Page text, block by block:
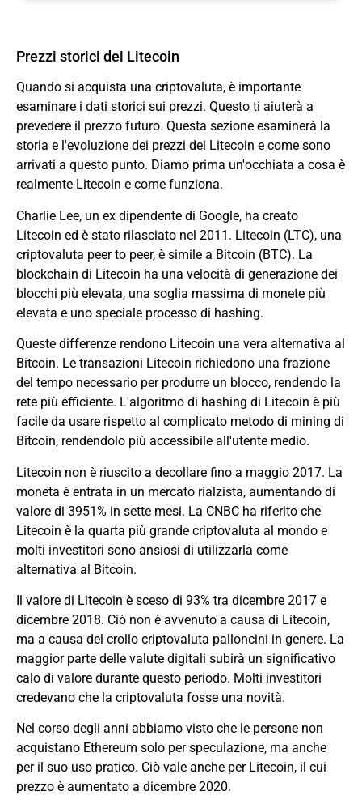
Prezzi storici dei Litecoin
Quando si acquista una criptovaluta, è importante
esaminare i dati storici sui prezzi. Questo ti aiuterà a
prevedere il prezzo futuro. Questa sezione esaminerà la
storia e l'evoluzione dei prezzi dei Litecoin e come sono
arrivati a questo punto. Diamo prima un'occhiata a cosa è
realmente Litecoin e come funziona.
Charlie Lee, un ex dipendente di Google, ha creato
Litecoin ed è stato rilasciato nel 2011. Litecoin (LTC), una
criptovaluta peer to peer, è simile a Bitcoin (BTC). La
blockchain di Litecoin ha una velocità di generazione dei
blocchi più elevata, una soglia massima di monete più
elevata e uno speciale processo di hashing.
Queste differenze rendono Litecoin una vera alternativa al
Bitcoin. Le transazioni Litecoin richiedono una frazione
del tempo necessario per produrre un blocco, rendendo la
rete più efficiente. L'algoritmo di hashing di Litecoin è più
facile da usare rispetto al complicato metodo di mining di
Bitcoin, rendendolo più accessibile all'utente medio.
Litecoin non è riuscito a decollare fino a maggio 2017. La
moneta è entrata in un mercato rialzista, aumentando di
valore di 3951% in sette mesi. La CNBC ha riferito che
Litecoin è la quarta più grande criptovaluta al mondo e
molti investitori sono ansiosi di utilizzarla come
alternativa al Bitcoin.
Il valore di Litecoin è sceso di 93% tra dicembre 2017 e
dicembre 2018. Ciò non è avvenuto a causa di Litecoin,
ma a causa del crollo criptovaluta palloncini in genere. La
maggior parte delle valute digitali subirà un significativo
calo di valore durante questo periodo. Molti investitori
credevano che la criptovaluta fosse una novità.
Nel corso degli anni abbiamo visto che le persone non
acquistano Ethereum solo per speculazione, ma anche
per il suo uso pratico. Ciò vale anche per Litecoin, il cui
prezzo è aumentato a dicembre 2020.